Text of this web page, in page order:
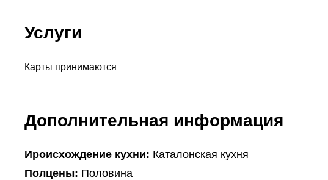
Услуги
Карты принимаются
Дополнительная информация
Ироисхождение кухни: Каталонская кухня
Полцены: Половина